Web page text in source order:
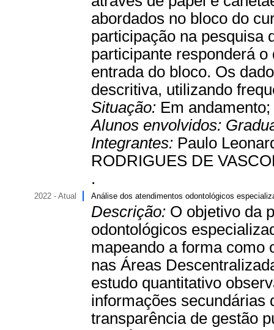
abordados no bloco do
participação na pesquisa
participante responderá
entrada do bloco. Os
descritiva, utilizando
Situação: Em andamento;
Alunos envolvidos:
Integrantes: Paulo
RODRIGUES DE
.
2022 - Atual Análise dos atendimentos odontológicos
Descrição: O objetivo da
odontológicos
mapeando a forma como
nas Áreas
estudo quantitativo
informações secundárias
transparência de gestão